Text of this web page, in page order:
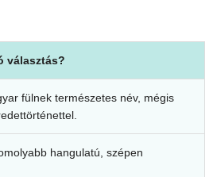
választás?
fülnek természetes név, mégis
hangulatú, szépen